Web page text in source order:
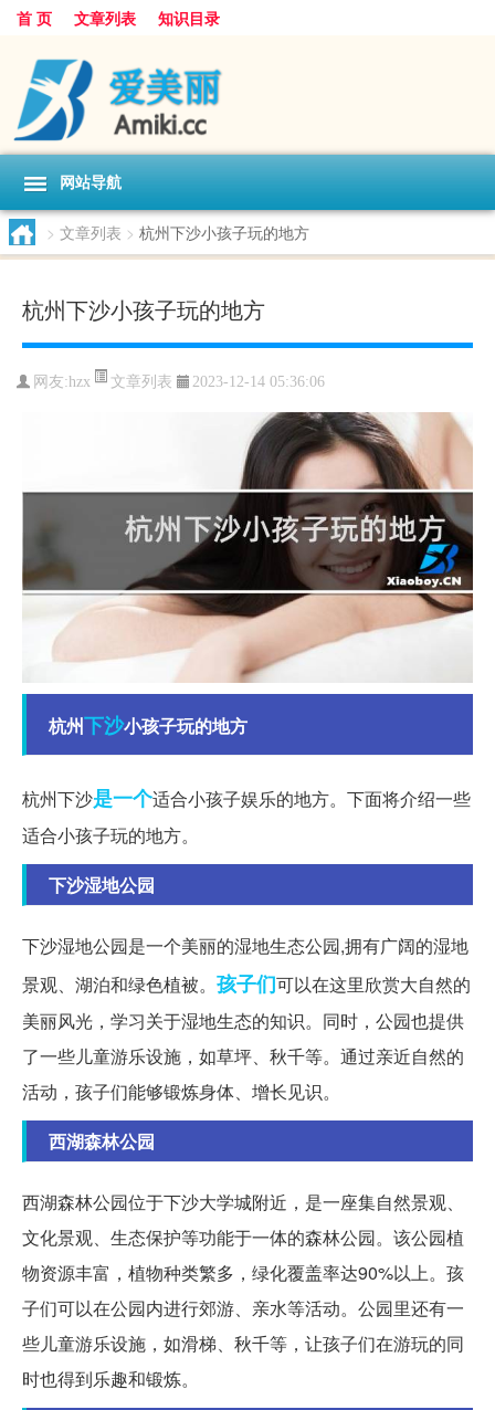
首 页 文章列表 知识目录
网站导航
> 文章列表 > 杭州下沙小孩子玩的地方
杭州下沙小孩子玩的地方
网友:hzx 文章列表 2023-12-14 05:36:06
杭州下沙小孩子玩的地方
杭州下沙是一个适合小孩子娱乐的地方。下面将介绍一些
适合小孩子玩的地方。
下沙湿地公园
下沙湿地公园是一个美丽的湿地生态公园,拥有广阔的湿地
景观、湖泊和绿色植被。 孩子们可以在这里欣赏大自然的
美丽风光，学习关于湿地生态的知识。同时，公园也提供
了一些儿童游乐设施，如草坪、秋千等。通过亲近自然的
活动，孩子们能够锻炼身体、增长见识。
西湖森林公园
西湖森林公园位于下沙大学城附近，是一座集自然景观、
文化景观、生态保护等功能于一体的森林公园。该公园植
物资源丰富，植物种类繁多，绿化覆盖率达90%以上。孩
子们可以在公园内进行郊游、亲水等活动。公园里还有一
些儿童游乐设施，如滑梯、秋千等，让孩子们在游玩的同
时也得到乐趣和锻炼。